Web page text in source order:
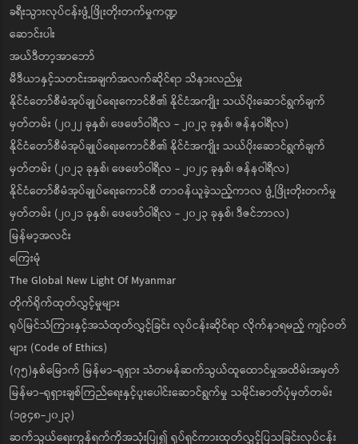
ခရီးသွားလုပ်ငန်းဖွံ့ဖြိုးတိုးတက်မှုကဏ္ဍ
ဆောင်းပါး
အယ်ဒီတာ့အာဘော်
မီဒီယာနှင့်သတင်းအချက်အလက်ဆိုင်ရာ သိနားလည်မှု
နိုင်ငံတော်စီမံအုပ်ချုပ်ရေးကောင်စီ၏ နိုင်ငံအကျိုး သယ်ပိုးဆောင်ရွက်ချက်
မှတ်တမ်း (၂၀၂၂ ခုနှစ်၊ ဖေဖော်ဝါရီလ - ၂၀၂၃ ခုနှစ်၊ ဇန်နဝါရီလ)
နိုင်ငံတော်စီမံအုပ်ချုပ်ရေးကောင်စီ၏ နိုင်ငံအကျိုး သယ်ပိုးဆောင်ရွက်ချက်
မှတ်တမ်း (၂၀၂၃ ခုနှစ်၊ ဖေဖော်ဝါရီလ - ၂၀၂၄ ခုနှစ်၊ ဇန်နဝါရီလ)
နိုင်ငံတော်စီမံအုပ်ချုပ်ရေးကောင်စီ တာဝန်ယူခဲ့သည့်ကာလ ဖွံ့ဖြိုးတိုးတက်မှု
မှတ်တမ်း (၂၀၂၁ ခုနှစ်၊ ဖေဖော်ဝါရီလ - ၂၀၂၃ ခုနှစ်၊ ဒီဇင်ဘာလ)
မြန်မာ့အလင်း
ကြေးမုံ
The Global New Light Of Myanmar
တိုက်ရိုက်ထုတ်လွှင့်မှုများ
ရုပ်မြင်သံကြားနှင့်အသံထုတ်လွှင့်ခြင်း လုပ်ငန်းဆိုင်ရာ လိုက်နာရမည့် ကျင့်ဝတ်
များ (Code of Ethics)
(၇၅)နှစ်မြောက် မြန်မာ-ရုရှား သံတမန်ဆက်သွယ်ထူထောင်မှုအထိမ်းအမှတ်
မြန်မာ-ရုရှားချစ်ကြည်ရေးနှင့်ပူးပေါင်းဆောင်ရွက်မှု သမိုင်းဓာတ်ပုံမှတ်တမ်း
(၁၉၄၈-၂၀၂၃)
ဆက်သွယ်ရေးကွန်ရက်ကိုအသုံးပြု၍ ရုပ်ရှင်ကားထုတ်လွှင့်ပြသခြင်းလုပ်ငန်း